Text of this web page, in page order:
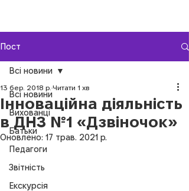
Пост
Всі новини
Вихованці
Батьки
Педагоги
Звітність
Екскурсія
Всі новини
Інноваційна діяльність
в ДНЗ №1 «Дзвіночок»
13 бер. 2018 р. Читати 1 хв
Оновлено: 17 трав. 2021 р.